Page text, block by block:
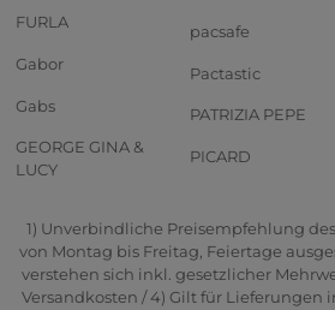
FURLA
Gabor
Gabs
GEORGE GINA &
LUCY
pacsafe
Pactastic
PATRIZIA PEPE
PICARD
1) Unverbindliche Preisempfehlung
von Montag bis Freitag, Feiertage
verstehen sich inkl. gesetzlicher
Versandkosten / 4) Gilt für Lieferungen